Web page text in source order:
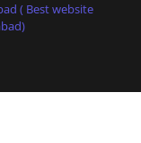
( Best website